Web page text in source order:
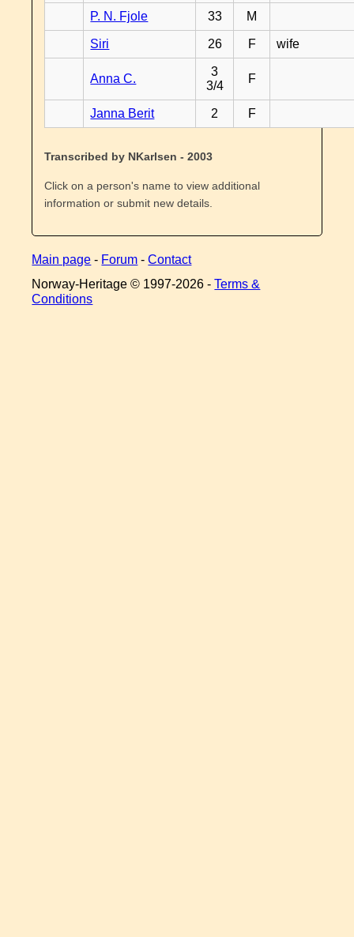
P. N. Fjole 33 M
Siri 26 F wife
Anna C.
3
3/4
F
Janna Berit 2 F
Transcribed by NKarlsen - 2003
Click on a person's name to view additional
information or submit new details.
Main page - Forum -Contact
Norway-Heritage © 1997-2026 -Terms &
Conditions